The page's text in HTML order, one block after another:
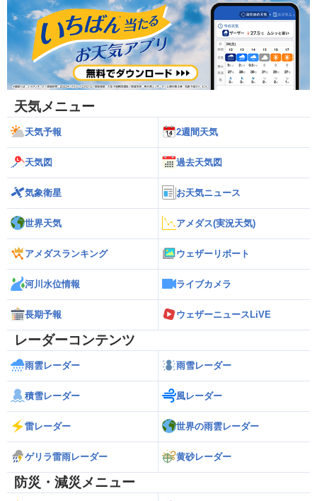
天気メニュー
天気予報 2週間天気
天気図 過去天気図
気象衛星 お天気ニュース
世界天気 アメダス(実況天気)
アメダスランキング ウェザーリポート
河川水位情報 ライブカメラ
長期予報 ウェザーニュースLiVE
レーダーコンテンツ
雨雲レーダー 雨雪レーダー
積雪レーダー 風レーダー
雷レーダー 世界の雨雲レーダー
ゲリラ雷雨レーダー 黄砂レーダー
防災・減災メニュー